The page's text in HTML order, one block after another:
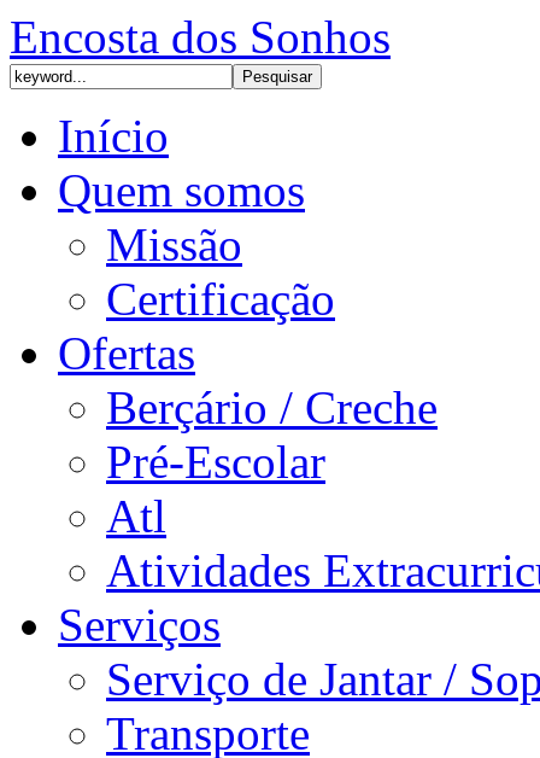
Encosta dos Sonhos
Início
Quem somos
Missão
Certificação
Ofertas
Berçário / Creche
Pré-Escolar
Atl
Atividades
Serviços
Serviço de Jantar /
Transporte